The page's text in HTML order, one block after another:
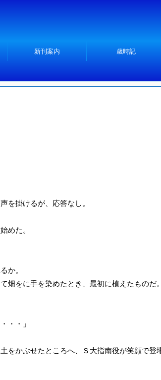
新刊案内 歳時記
を掛けるが、応答なし。
めた。
か。
畑をに手を染めたとき、最初に植えたものだ
・・」
かぶせたところへ、Ｓ大指南役が笑顔で登場